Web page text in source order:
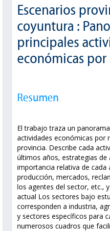
Escenarios
coyuntura :
principales
económicas
Resumen
El trabajo traza un
actividades económicas por
provincia. Describe cada
últimos años, estrategias de
importancia relativa de cada
producción, mercados,
los agentes del sector, etc.,
actual Los sectores bajo
corresponden a industria,
y sectores específicos para
numerosos cuadros que